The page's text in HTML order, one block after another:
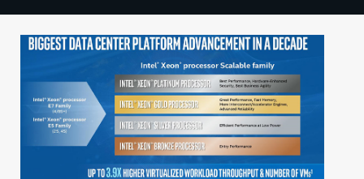
TECHBBS
TIETOA
HINTA.FI
KAUPPA